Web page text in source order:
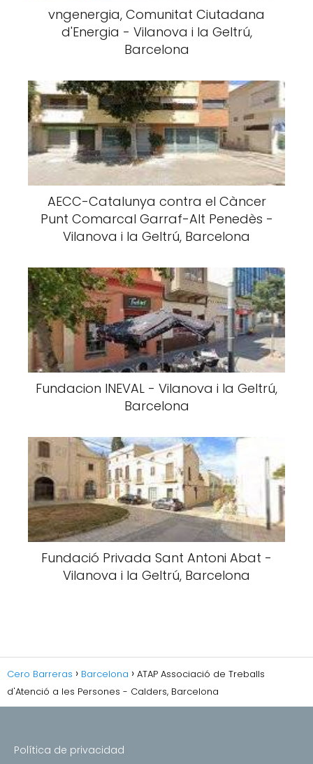
vngenergia, Comunitat Ciutadana
d'Energia - Vilanova i la Geltrú,
Barcelona
AECC-Catalunya contra el Càncer
Punt Comarcal Garraf-Alt Penedès -
Vilanova i la Geltrú, Barcelona
Fundacion INEVAL - Vilanova i la Geltrú,
Barcelona
Fundació Privada Sant Antoni Abat -
Vilanova i la Geltrú, Barcelona
Cero Barreras Barcelona
ATAP Associació de Treballs
d'Atenció a les Persones - Calders, Barcelona
Política de privacidad